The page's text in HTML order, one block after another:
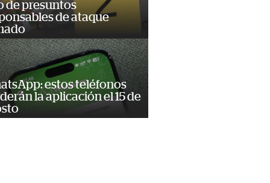
de presuntos
de ataque
estos teléfonos
la aplicación el 15 de